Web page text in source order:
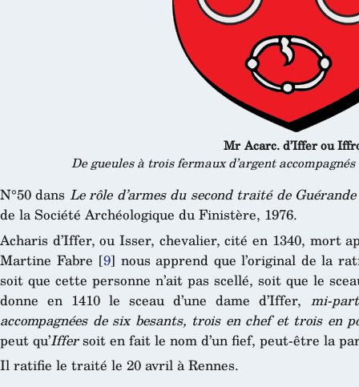
Mr Acarc. d’Iffer ou
De gueules à trois fermaux d’argent
N°50 dans Le rôle d’armes du second traité de
de la Société Archéologique du Finistère, 1976.
Acharis d’Iffer, ou Isser, chevalier, cité en 1340, mort
Martine Fabre [9] nous apprend que l’original de la
soit que cette personne n’ait pas scellé, soit que le
donne en 1410 le sceau d’une dame d’Iffer, mi-
accompagnées de six besants, trois en chef et trois
peut qu’Iffersoit en fait le nom d’un fief, peut-être la
Il ratifie le traité le 20 avril à Rennes.